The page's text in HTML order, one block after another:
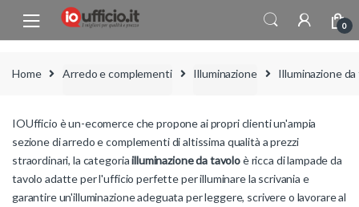
Skip to navigation
Skip to content
0
Home Arredo e complementi Illuminazione Illuminazione
IOUfficio è un-ecomerce che propone ai propri clienti un'ampia
sezione di arredo e complementi di altissima qualità a prezzi
straordinari, la categoriailluminazione da tavoloè ricca di lampade da
tavolo adatte per l'ufficio perfette per illuminare la scrivania e
garantire un'illuminazione adeguata per leggere, scrivere o lavorare al